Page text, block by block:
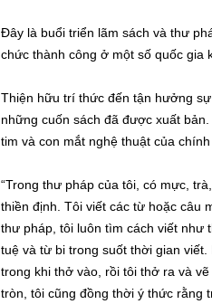
Đây là buổi triển lãm sách và thư
chức thành công ở một số quốc gia
Thiện hữu trí thức đến tận hưởng
những cuốn sách đã được xuất
tim và con mắt nghệ thuật của chính
“Trong thư pháp của tôi, có mực,
thiền định. Tôi viết các từ hoặc câu
thư pháp, tôi luôn tìm cách viết như
tuệ và từ bi trong suốt thời gian
trong khi thở vào, rồi tôi thở ra và
tròn, tôi cũng đồng thời ý thức rằng